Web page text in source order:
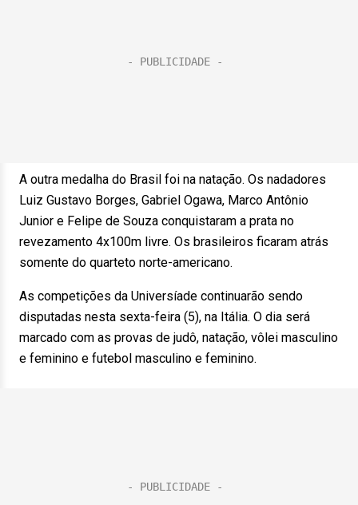
A outra medalha do Brasil foi na natação. Os nadadores
Luiz Gustavo Borges, Gabriel Ogawa, Marco Antônio
Junior e Felipe de Souza conquistaram a prata no
revezamento 4x100m livre. Os brasileiros ficaram atrás
somente do quarteto norte-americano.
As competições da Universíade continuarão sendo
disputadas nesta sexta-feira (5), na Itália. O dia será
marcado com as provas de judô, natação, vôlei masculino
e feminino e futebol masculino e feminino.